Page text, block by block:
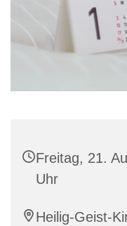
Freitag, 21.
Uhr
Heilig-Geist-